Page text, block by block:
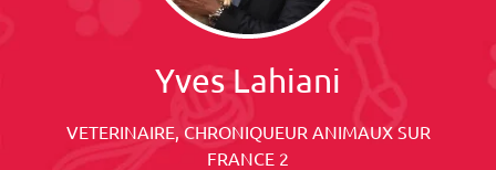
Yves Lahiani
VETERINAIRE, CHRONIQUEUR ANIMAUX SUR
FRANCE 2